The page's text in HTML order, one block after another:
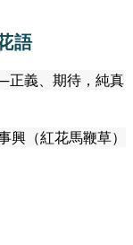
語
義、期待，純真
興（紅花馬鞭草）